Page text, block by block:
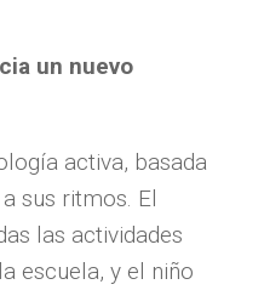
un nuevo
activa, basada
sus ritmos. El
las actividades
escuela, y el niño